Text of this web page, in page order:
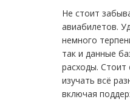
Не стоит
авиабилетов.
немного
так и данные
расходы. Стоит
изучать всё
включая